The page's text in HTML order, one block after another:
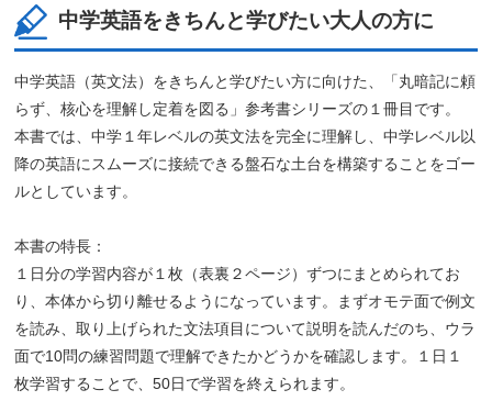
中学英語をきちんと学びたい大人の方に
中学英語（英文法）をきちんと学びたい方に向けた、「丸暗記に頼
らず、核心を理解し定着を図る」参考書シリーズの１冊目です。
本書では、中学１年レベルの英文法を完全に理解し、中学レベル以
降の英語にスムーズに接続できる盤石な土台を構築することをゴー
ルとしています。
本書の特長：
１日分の学習内容が１枚（表裏２ページ）ずつにまとめられてお
り、本体から切り離せるようになっています。まずオモテ面で例文
を読み、取り上げられた文法項目について説明を読んだのち、ウラ
面で10問の練習問題で理解できたかどうかを確認します。１日１
枚学習することで、50日で学習を終えられます。